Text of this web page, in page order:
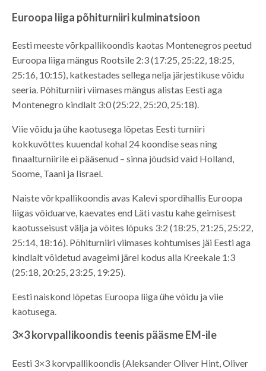
Euroopa liiga põhiturniiri kulminatsioon
Eesti meeste võrkpallikoondis kaotas Montenegros peetud
Euroopa liiga mängus Rootsile 2:3 (17:25, 25:22, 18:25,
25:16, 10:15), katkestades sellega nelja järjestikuse võidu
seeria. Põhiturniiri viimases mängus alistas Eesti aga
Montenegro kindlalt 3:0 (25:22, 25:20, 25:18).
Viie võidu ja ühe kaotusega lõpetas Eesti turniiri
kokkuvõttes kuuendal kohal 24 koondise seas ning
finaalturniirile ei pääsenud – sinna jõudsid vaid Holland,
Soome, Taani ja Iisrael.
Naiste võrkpallikoondis avas Kalevi spordihallis Euroopa
liigas võiduarve, kaevates end Läti vastu kahe geimisest
kaotusseisust välja ja võites lõpuks 3:2 (18:25, 21:25, 25:22,
25:14, 18:16). Põhiturniiri viimases kohtumises jäi Eesti aga
kindlalt võidetud avageimi järel kodus alla Kreekale 1:3
(25:18, 20:25, 23:25, 19:25).
Eesti naiskond lõpetas Euroopa liiga ühe võidu ja viie
kaotusega.
3×3 korvpallikoondis teenis pääsme EM-ile
Eesti 3×3 korvpallikoondis (Aleksander Oliver Hint, Oliver